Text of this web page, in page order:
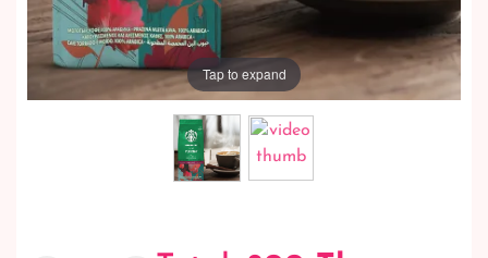
Tap to expand